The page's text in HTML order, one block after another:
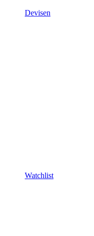
Devisen
Watchlist